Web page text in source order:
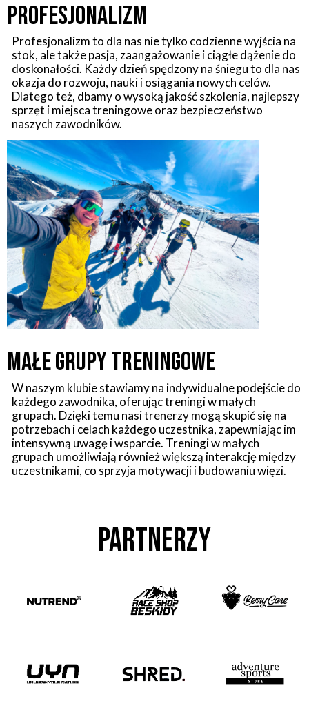
Profesjonalizm​
Profesjonalizm to dla nas nie tylko codzienne wyjścia na
stok, ale także pasja, zaangażowanie i ciągłe dążenie do
doskonałości. Każdy dzień spędzony na śniegu to dla nas
okazja do rozwoju, nauki i osiągania nowych celów.
Dlatego też, dbamy o wysoką jakość szkolenia, najlepszy
sprzęt i miejsca treningowe oraz bezpieczeństwo
naszych zawodników.
MAŁE GRUPY TRENINGOWE
W naszym klubie stawiamy na indywidualne podejście do
każdego zawodnika, oferując treningi w małych
grupach. Dzięki temu nasi trenerzy mogą skupić się na
potrzebach i celach każdego uczestnika, zapewniając im
intensywną uwagę i wsparcie. Treningi w małych
grupach umożliwiają również większą interakcję między
uczestnikami, co sprzyja motywacji i budowaniu więzi.
PARTNERZY